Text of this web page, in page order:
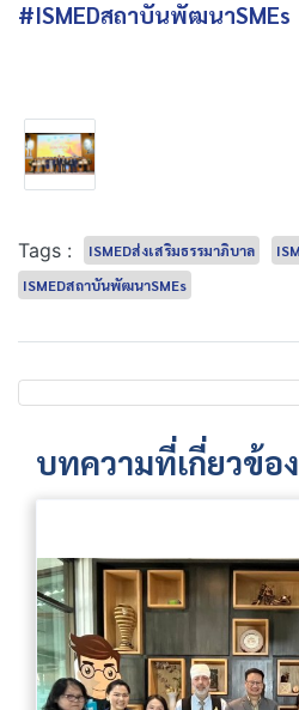
#ISMEDสถาบันพัฒนาSMEs
Tags : ISMEDส่งเสริมธรรมาภิบาล
ISMEDสถาบันพัฒนาSMEs
บทความที่เกี่ยวข้อง